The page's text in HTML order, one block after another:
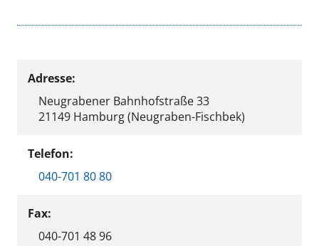
Adresse:
Neugrabener Bahnhofstraße 33
21149 Hamburg (Neugraben-Fischbek)
Telefon:
040-701 80 80
Fax:
040-701 48 96